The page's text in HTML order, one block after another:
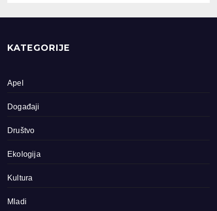
KATEGORIJE
Apel
Događaji
Društvo
Ekologija
Kultura
Mladi